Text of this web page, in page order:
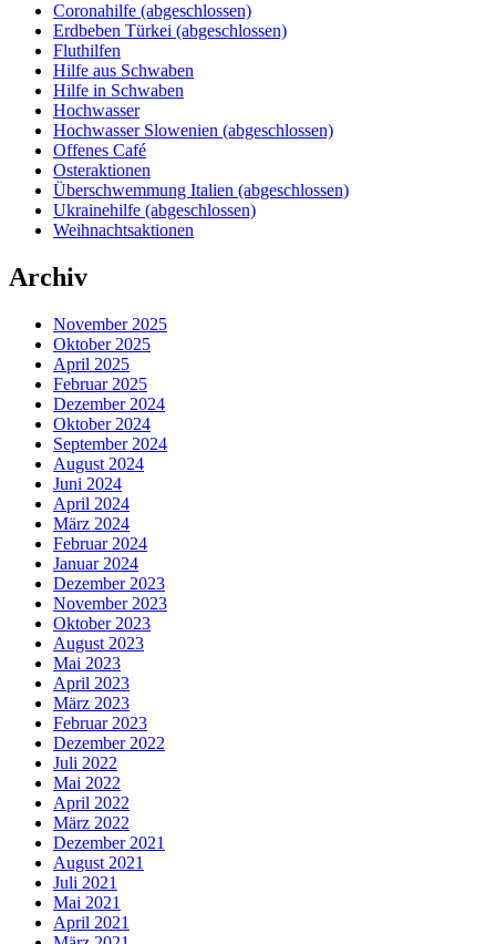
Coronahilfe (abgeschlossen)
Erdbeben Türkei (abgeschlossen)
Fluthilfen
Hilfe aus Schwaben
Hilfe in Schwaben
Hochwasser
Hochwasser Slowenien (abgeschlossen)
Offenes Café
Osteraktionen
Überschwemmung Italien (abgeschlossen)
Ukrainehilfe (abgeschlossen)
Weihnachtsaktionen
Archiv
November 2025
Oktober 2025
April 2025
Februar 2025
Dezember 2024
Oktober 2024
September 2024
August 2024
Juni 2024
April 2024
März 2024
Februar 2024
Januar 2024
Dezember 2023
November 2023
Oktober 2023
August 2023
Mai 2023
April 2023
März 2023
Februar 2023
Dezember 2022
Juli 2022
Mai 2022
April 2022
März 2022
Dezember 2021
August 2021
Juli 2021
Mai 2021
April 2021